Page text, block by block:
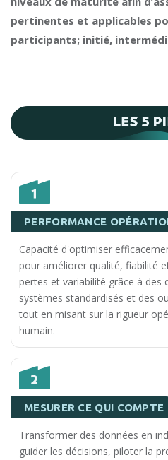
pertinentes et applicables
participants; initié,
PERFORMANCE
Capacité d'optimiser
pour améliorer qualité, fiabilité
pertes et variabilité grâce à des
systèmes standardisés et des
tout en misant sur la rigueur
humain.
MESURER CE QUI COMPTE
Transformer des données en
guider les décisions, piloter la